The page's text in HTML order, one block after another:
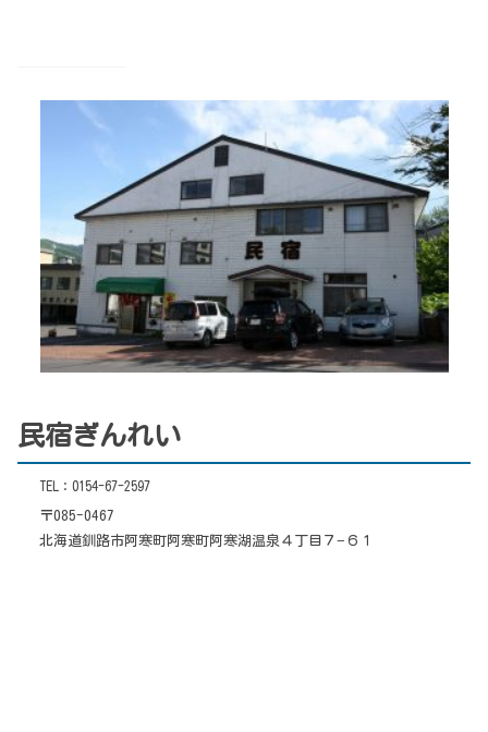
民宿ぎんれい
TEL：0154-67-2597
〒085-0467
北海道釧路市阿寒町阿寒町阿寒湖温泉４丁目７−６１